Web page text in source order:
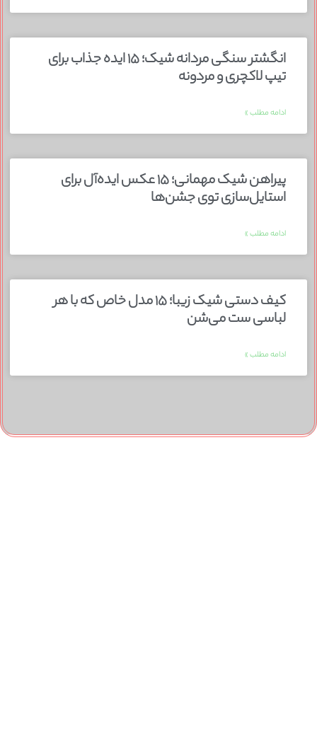
انگشتر سنگی مردانه شیک؛ ۱۵ ایده جذاب برای
تیپ لاکچری و مردونه
ادامه مطلب »
پیراهن شیک مهمانی؛ ۱۵ عکس ایده‌آل برای
استایل‌سازی توی جشن‌ها
ادامه مطلب »
کیف دستی شیک زیبا؛ ۱۵ مدل خاص که با هر
لباسی ست می‌شن
ادامه مطلب »